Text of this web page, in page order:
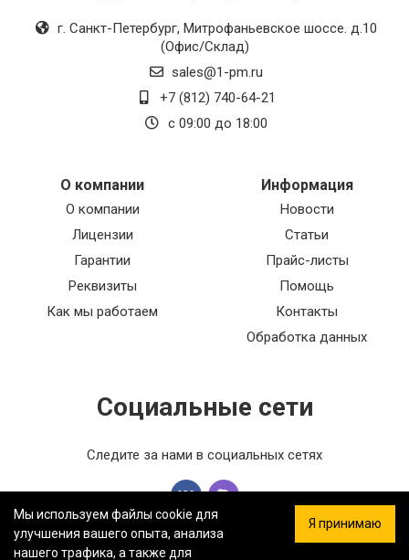
г. Санкт-Петербург, Митрофаньевское шоссе. д.10
(Офис/Склад)
sales@1-pm.ru
+7 (812) 740-64-21
с 09:00 до 18:00
О компании
О компании
Лицензии
Гарантии
Реквизиты
Как мы работаем
Информация
Новости
Статьи
Прайс-листы
Помощь
Контакты
Обработка данных
Социальные сети
Следите за нами в социальных сетях
Мы используем файлы cookie для
улучшения вашего опыта, анализа
нашего трафика, а также для
Я принимаю